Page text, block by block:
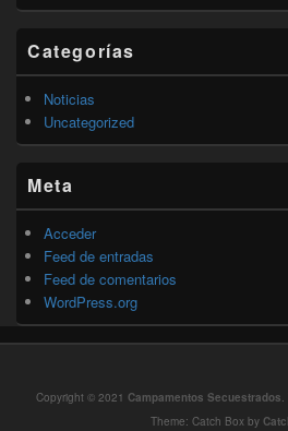
Categorías
Noticias
Uncategorized
Meta
Acceder
Feed de entradas
Feed de comentarios
WordPress.org
Copyright © 2021 Campamentos Secuestrados.
Theme: Catch Box by